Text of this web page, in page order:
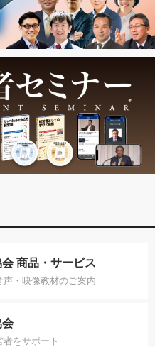
商品・サービス
・映像教材のご案内
会
をサポート